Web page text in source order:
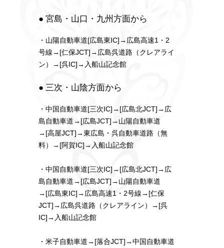
● 宮島・山口・九州方面から
・山陽自動車道[広島東IC]→広島高速1・2
号線→[仁保JCT]→広島呉道路（クレアライ
ン）→[呉IC]→入船山記念館
● 三次・山陰方面から
・中国自動車道[三次IC]→[広島北JCT]→広
島自動車道→[広島JCT]→山陽自動車道
→[高屋JCT]→東広島・呉自動車道路（無
料）→[阿賀IC]→入船山記念館
・中国自動車道[三次IC]→[広島北JCT]→広
島自動車道→[広島JCT]→山陽自動車道
→[広島東IC]→広島高速1・2号線→[仁保
JCT]→広島呉道路（クレアライン）→[呉
IC]→入船山記念館
・米子自動車道→[落合JCT]→中国自動車道